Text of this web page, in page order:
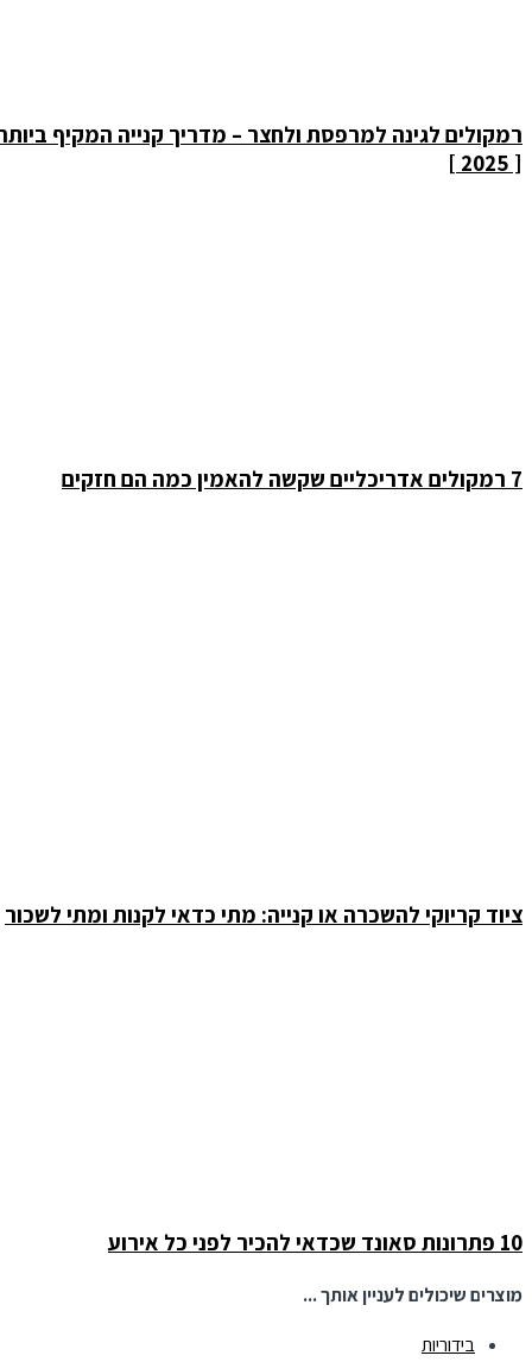
רמקולים לגינה למרפסת ולחצר – מדריך קנייה המקיף ביותר
[ 2025 ]
7 רמקולים אדריכליים שקשה להאמין כמה הם חזקים
ציוד קריוקי להשכרה או קנייה: מתי כדאי לקנות ומתי לשכור
10 פתרונות סאונד שכדאי להכיר לפני כל אירוע
מוצרים שיכולים לעניין אותך ...
בידוריות